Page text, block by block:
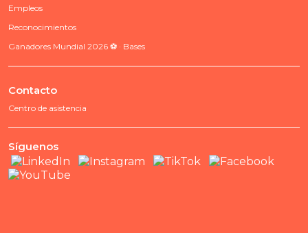
Empleos
Reconocimientos
Ganadores Mundial 2026 ⚽ · Bases
Contacto
Centro de asistencia
Síguenos